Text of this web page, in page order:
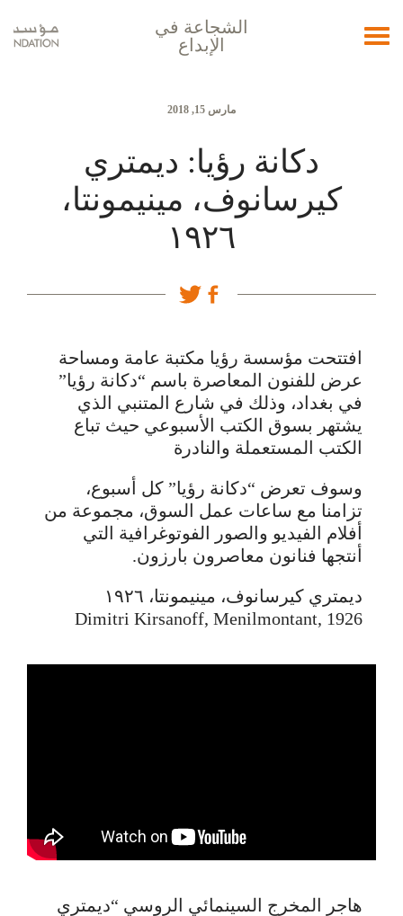
الشجاعة في
الإبداع
Toggle
مارس 15, 2018
دكانة رؤيا: ديمتري
كيرسانوف، مينيمونتا،
١٩٢٦
افتتحت مؤسسة رؤيا مكتبة عامة ومساحة
عرض للفنون المعاصرة باسم “دكانة رؤيا”
في بغداد، وذلك في شارع المتنبي الذي
يشتهر بسوق الكتب الأسبوعي حيث تباع
الكتب المستعملة والنادرة
وسوف تعرض “دكانة رؤيا” كل أسبوع،
تزامنا مع ساعات عمل السوق، مجموعة من
أفلام الفيديو والصور الفوتوغرافية التي
أنتجها فنانون معاصرون بارزون.
ديمتري كيرسانوف، مينيمونتا، ١٩٢٦
Dimitri Kirsanoff, Menilmontant, 1926
هاجر المخرج السينمائي الروسي “ديمتري